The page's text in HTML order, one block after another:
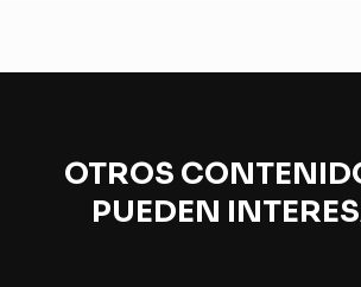
OTROS
PUEDEN